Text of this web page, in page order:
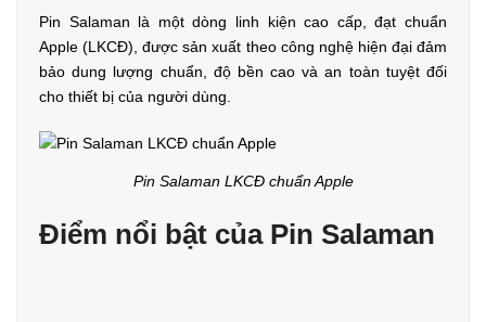
Pin Salaman là một dòng linh kiện cao cấp, đạt chuẩn
Apple (LKCĐ), được sản xuất theo công nghệ hiện đại đảm
bảo dung lượng chuẩn, độ bền cao và an toàn tuyệt đối
cho thiết bị của người dùng.
Pin Salaman LKCĐ chuẩn Apple
Điểm nổi bật của Pin Salaman